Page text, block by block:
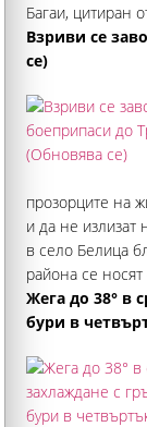
Багаи, цитиран
миналата
Взриви се
се)
прозорците на
и да не излизат
в село Белица
района се
Жега до 38° в
бури в